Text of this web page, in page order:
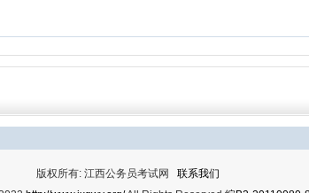
版权所有: 江西公务员考试网 联系我们